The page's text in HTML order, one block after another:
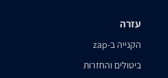
עזרה
הקנייה ב-zap
ביטולים והחזרות